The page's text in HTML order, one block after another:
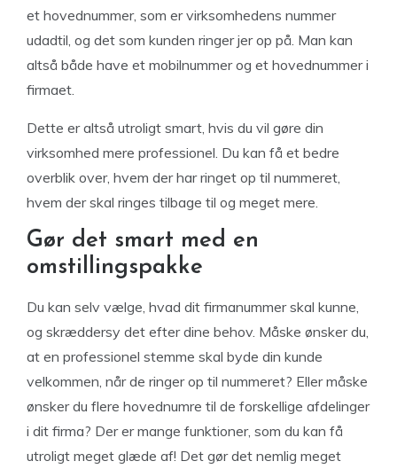
et hovednummer, som er virksomhedens nummer
udadtil, og det som kunden ringer jer op på. Man kan
altså både have et mobilnummer og et hovednummer i
firmaet.
Dette er altså utroligt smart, hvis du vil gøre din
virksomhed mere professionel. Du kan få et bedre
overblik over, hvem der har ringet op til nummeret,
hvem der skal ringes tilbage til og meget mere.
Gør det smart med en
omstillingspakke
Du kan selv vælge, hvad dit firmanummer skal kunne,
og skræddersy det efter dine behov. Måske ønsker du,
at en professionel stemme skal byde din kunde
velkommen, når de ringer op til nummeret? Eller måske
ønsker du flere hovednumre til de forskellige afdelinger
i dit firma? Der er mange funktioner, som du kan få
utroligt meget glæde af! Det gør det nemlig meget